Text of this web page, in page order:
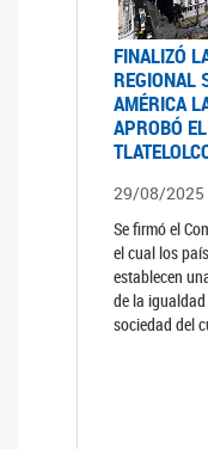
FINALIZÓ
REGIONAL
AMÉRICA
APROBÓ
29/08/2025
Se firmó el
el cual los
establecen
de la
sociedad del